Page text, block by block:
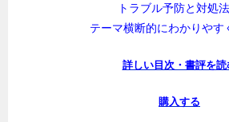
トラブル予防と対処
テーマ横断的にわかりやす
詳しい目次・書評を読
購入する